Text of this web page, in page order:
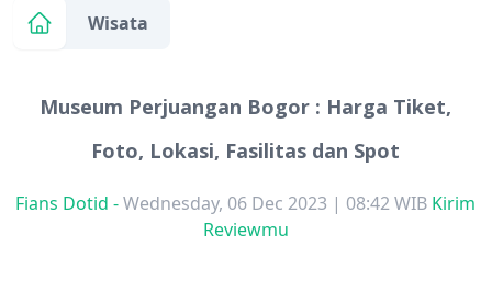
Wisata
Museum Perjuangan Bogor : Harga Tiket,
Foto, Lokasi, Fasilitas dan Spot
Fians Dotid -Wednesday, 06 Dec 2023 | 08:42 WIB Kirim
Reviewmu